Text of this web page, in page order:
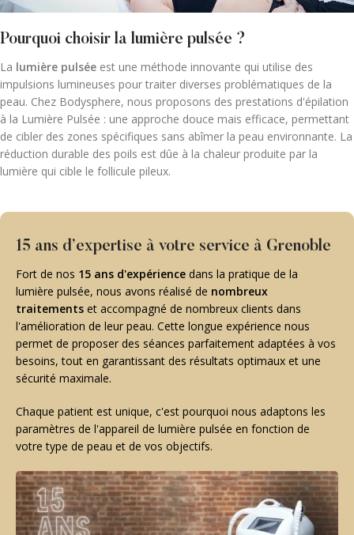
Pourquoi choisir la lumière pulsée ?
La lumière pulsée est une méthode innovante qui utilise des
impulsions lumineuses pour traiter diverses problématiques de la
peau. Chez Bodysphere, nous proposons des prestations d'épilation
à la Lumière Pulsée : une approche douce mais efficace, permettant
de cibler des zones spécifiques sans abîmer la peau environnante. La
réduction durable des poils est dûe à la chaleur produite par la
lumière qui cible le follicule pileux.
15 ans d’expertise à votre service à Grenoble
Fort de nos 15 ans d'expérience dans la pratique de la
lumière pulsée, nous avons réalisé de nombreux
traitements et accompagné de nombreux clients dans
l'amélioration de leur peau. Cette longue expérience nous
permet de proposer des séances parfaitement adaptées à vos
besoins, tout en garantissant des résultats optimaux et une
sécurité maximale.
Chaque patient est unique, c'est pourquoi nous adaptons les
paramètres de l'appareil de lumière pulsée en fonction de
votre type de peau et de vos objectifs.